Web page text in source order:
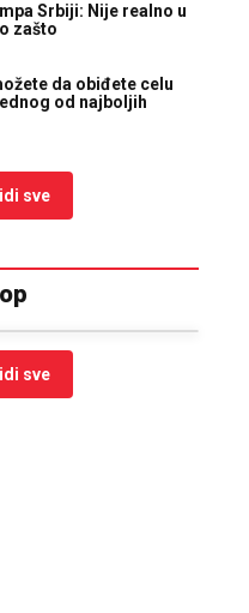
Srbiji: Nije realno u
zašto
da obiđete celu
od najboljih
sve
sve